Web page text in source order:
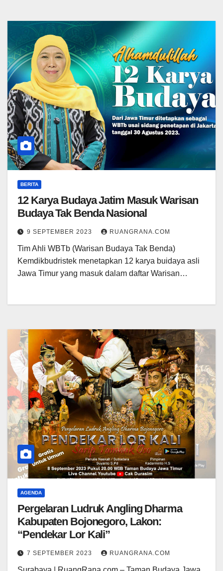
BERITA
12 Karya Budaya Jatim Masuk Warisan
Budaya Tak Benda Nasional
9 SEPTEMBER 2023 RUANGRANA.COM
Tim Ahli WBTb (Warisan Budaya Tak Benda)
Kemdikbudristek menetapkan 12 karya buidaya asli
Jawa Timur yang masuk dalam daftar Warisan…
AGENDA
Pergelaran Ludruk Angling Dharma
Kabupaten Bojonegoro, Lakon:
“Pendekar Lor Kali”
7 SEPTEMBER 2023 RUANGRANA.COM